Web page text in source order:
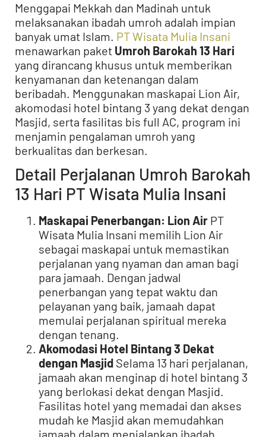
Menggapai Mekkah dan Madinah untuk
melaksanakan ibadah umroh adalah impian
banyak umat Islam. PT Wisata Mulia Insani
menawarkan paket Umroh Barokah 13 Hari
yang dirancang khusus untuk memberikan
kenyamanan dan ketenangan dalam
beribadah. Menggunakan maskapai Lion Air,
akomodasi hotel bintang 3 yang dekat dengan
Masjid, serta fasilitas bis full AC, program ini
menjamin pengalaman umroh yang
berkualitas dan berkesan.
Detail Perjalanan Umroh Barokah
13 Hari PT Wisata Mulia Insani
Maskapai Penerbangan: Lion Air PT
Wisata Mulia Insani memilih Lion Air
sebagai maskapai untuk memastikan
perjalanan yang nyaman dan aman bagi
para jamaah. Dengan jadwal
penerbangan yang tepat waktu dan
pelayanan yang baik, jamaah dapat
memulai perjalanan spiritual mereka
dengan tenang.
Akomodasi Hotel Bintang 3 Dekat
dengan Masjid Selama 13 hari perjalanan,
jamaah akan menginap di hotel bintang 3
yang berlokasi dekat dengan Masjid.
Fasilitas hotel yang memadai dan akses
mudah ke Masjid akan memudahkan
jamaah dalam menjalankan ibadah